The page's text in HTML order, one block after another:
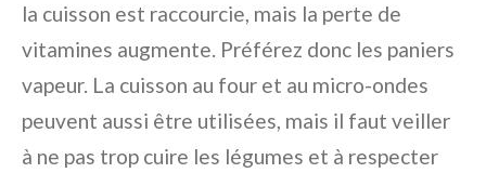
la cuisson est raccourcie, mais la perte de
vitamines augmente. Préférez donc les paniers
vapeur. La cuisson au four et au micro-ondes
peuvent aussi être utilisées, mais il faut veiller
à ne pas trop cuire les légumes et à respecter